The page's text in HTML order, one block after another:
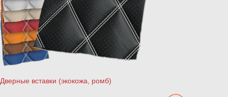
Дверные вставки (экокожа, ромб)